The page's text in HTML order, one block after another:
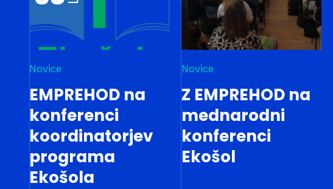
Novice
EMPREHOD na
konferenci
koordinatorjev
programa
Ekošola
Novice
Z EMPREHOD na
mednarodni
konferenci
Ekošol